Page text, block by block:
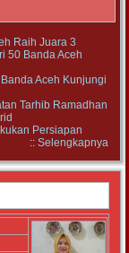
Raih Juara 3
50 Banda Aceh
Aceh Kunjungi
Tarhib Ramadhan
Persiapan
:: Selengkapnya